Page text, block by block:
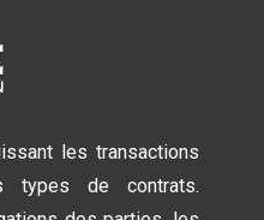
les transactions
types de contrats.